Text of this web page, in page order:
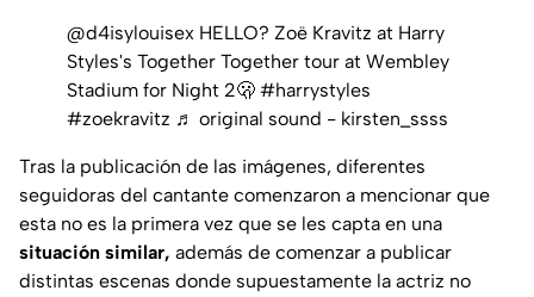
@d4isylouisex HELLO? Zoë Kravitz at Harry
Styles's Together Together tour at Wembley
Stadium for Night 2🫢 #harrystyles
#zoekravitz ♬ original sound - kirsten_ssss
Tras la publicación de las imágenes, diferentes
seguidoras del cantante comenzaron a mencionar que
esta no es la primera vez que se les capta en una
situación similar, además de comenzar a publicar
distintas escenas donde supuestamente la actriz no